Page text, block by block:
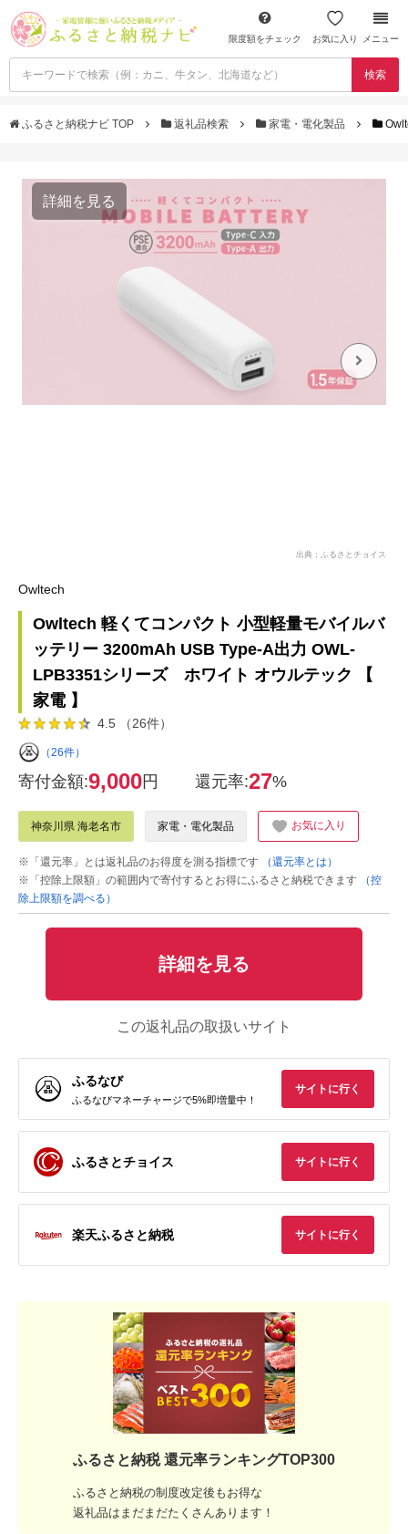
限度額をチェック お気に入り メニュー
検索
ふるさと納税ナビ TOP 返礼品検索 家電・電化製品
詳細を見る
出典：ふるさとチョイス
Owltech
Owltech 軽くてコンパクト 小型軽量モバイルバ
ッテリー 3200mAh USB Type-A出力 OWL-
LPB3351シリーズ ホワイト オウルテック 【
家電 】
4.5 （26件）
（26件）
寄付金額:9,000円 還元率:27%
神奈川県 海老名市 家電・電化製品 お気に入り
※「還元率」とは返礼品のお得度を測る指標です
（還元率とは）
※「控除上限額」の範囲内で寄付するとお得にふるさと納税できます
（控
除上限額を調べる）
詳細を見る
この返礼品の取扱いサイト
ふるなび
ふるなびマネーチャージで5%即増量中！
サイトに行く
ふるさとチョイス サイトに行く
楽天ふるさと納税 サイトに行く
ふるさと納税 還元率ランキングTOP300
ふるさと納税の制度改定後もお得な
返礼品はまだまだたくさんあります！